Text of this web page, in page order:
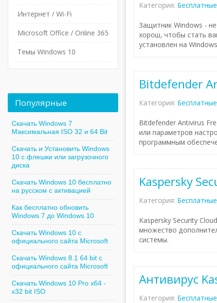
Категория:
Защитник Windows -
хорош, чтобы стать
установлен на
Bitdefender
Категория:
Bitdefender Antivirus
или параметров
программным
Kaspersky
Категория:
Kaspersky Security
множество
системы.
Антивирус
Категория:
Интернет / Wi-Fi
Microsoft Office / Online 365
Темы Windows 10
Популярные
Скачать Windows 7
Максимальная ISO 32 и 64 Bit
Скачать и Установить Windows
10 с флешки или загрузочного
диска
Скачать Windows 10 бесплатно
на русском с активацией
Как бесплатно обновить
Windows 7 до Windows 10
Скачать Windows 10 с
официального сайта Microsoft
Скачать Windows 8.1 64 bit с
официального сайта Microsoft
Скачать Windows 10 Pro x64 -
x32 bit ISO